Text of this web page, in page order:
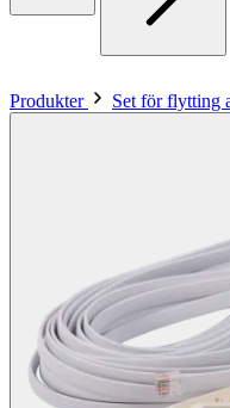
Produkter Set för flytting